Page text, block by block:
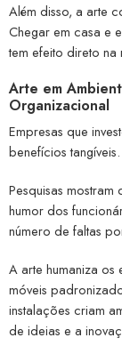
Além disso, a arte
Chegar em casa e
tem efeito direto
Arte em
Organizacional
Empresas que
benefícios tangíveis.
Pesquisas
humor dos
número de faltas
A arte humaniza
móveis
instalações criam
de ideias e a